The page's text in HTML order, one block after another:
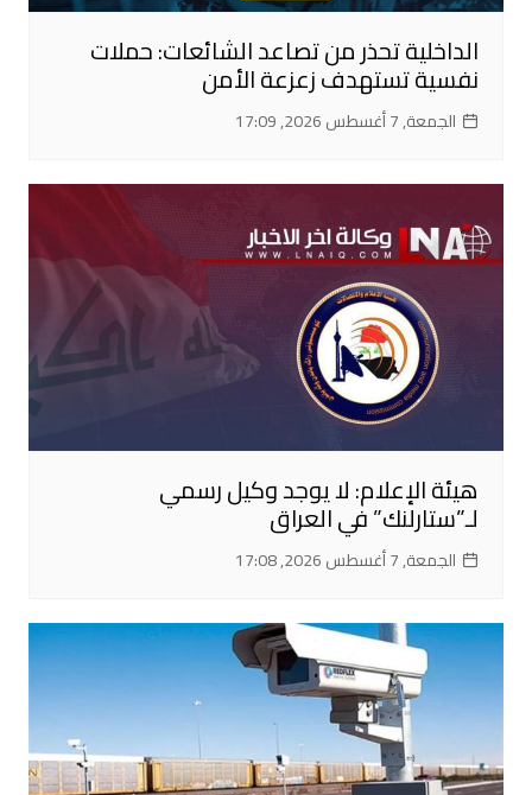
الداخلية تحذر من تصاعد الشائعات: حملات
نفسية تستهدف زعزعة الأمن
الجمعة, 7 أغسطس 2026, 17:09
هيئة الإعلام: لا يوجد وكيل رسمي
لـ”ستارلنك” في العراق
الجمعة, 7 أغسطس 2026, 17:08